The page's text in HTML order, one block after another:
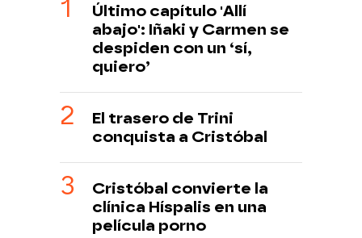
Último capítulo 'Allí
abajo': Iñaki y Carmen se
despiden con un ‘sí,
quiero’
El trasero de Trini
conquista a Cristóbal
Cristóbal convierte la
clínica Híspalis en una
película porno